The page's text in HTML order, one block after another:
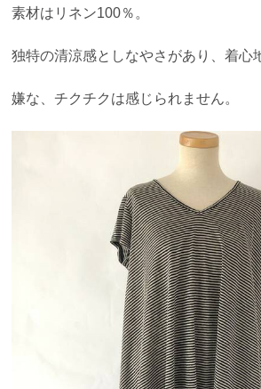
素材はリネン100％。
独特の清涼感としなやさがあり、着心
嫌な、チクチクは感じられません。